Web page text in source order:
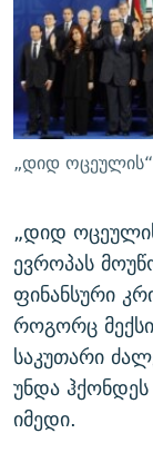
ᲛᲝᲚᲐᲞᲐᲠᲐᲙᲔ
ᲨᲘᲜ - ᲣᲪᲮᲝᲔᲗᲨᲘ
ᲐᲛᲔᲠᲘᲙᲣᲚᲘ
ᲘᲛᲞᲔᲠᲘᲐ ᲓᲐ
ᲩᲔᲛᲘ
11 ᲬᲔᲚᲘ - 11
ᲑᲐᲕᲨᲕᲔᲑᲘ
5 ᲐᲛᲑᲐᲕᲘ - 20
ᲐᲒᲕᲘᲡᲢᲝᲡ ᲝᲛᲘ
ПРИВЕТ
ᲒᲐᲛᲝᲘᲬᲔᲠᲔ
რთე/რთ-ის
„დიდ ოცეულის“
„დიდ
ევროპას
ფინანსური
როგორც
საკუთარი
უნდა ჰქონდეს
იმედი.